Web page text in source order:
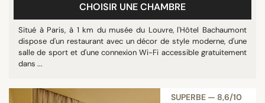
CHOISIR UNE CHAMBRE
Situé à Paris, à 1 km du musée du Louvre, l'Hôtel Bachaumont
dispose d'un restaurant avec un décor de style moderne, d'une
salle de sport et d'une connexion Wi-Fi accessible gratuitement
dans ...
SUPERBE — 8,6/10